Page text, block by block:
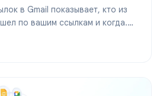
в Gmail показывает, кто из
по вашим ссылкам и когда.
его с помощью Mail Tracker.
в Gmail: как узнать, кто